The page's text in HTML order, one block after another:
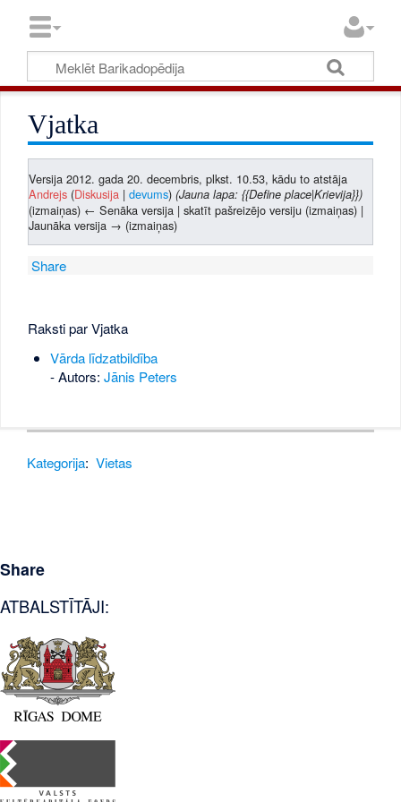
Vjatka
Versija 2012. gada 20. decembris, plkst. 10.53, kādu to atstāja
Andrejs (Diskusija |devums) (Jauna lapa: {{Define place|Krievija}})
(izmaiņas) ← Senāka versija | skatīt pašreizējo versiju (izmaiņas) |
Jaunāka versija → (izmaiņas)
Share
Raksti par Vjatka
Vārda līdzatbildība
- Autors: Jānis Peters
Kategorija: Vietas
Share
ATBALSTĪTĀJI: